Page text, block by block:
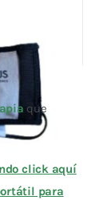
que
click aquí
para